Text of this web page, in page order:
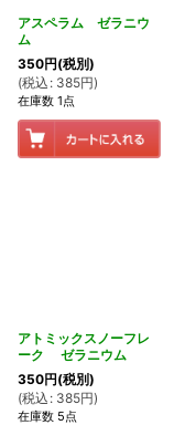
アスペラム ゼラニウ
ム
350円(税別)
(税込 : 385円)
在庫数 1点
アトミックスノーフレ
ーク ゼラニウム
350円(税別)
(税込 : 385円)
在庫数 5点